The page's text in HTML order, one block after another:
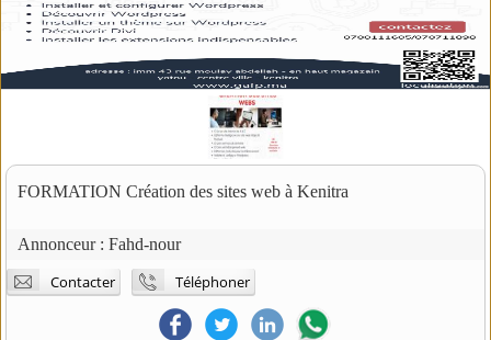
FORMATION Création des sites web à Kenitra
Annonceur :Fahd-nour
Contacter Téléphoner